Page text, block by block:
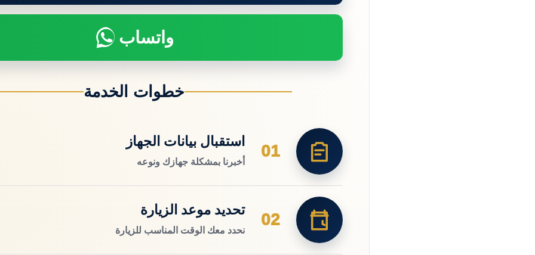
واتساب
خطوات الخدمة
01
استقبال بيانات الجهاز
أخبرنا بمشكلة جهازك ونوعه
02
تحديد موعد الزيارة
نحدد معك الوقت المناسب للزيارة